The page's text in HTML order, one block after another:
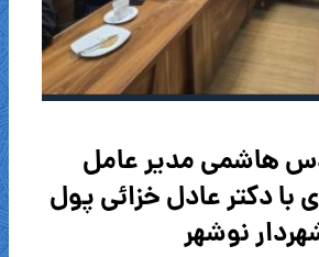
هاشمی مدیر عامل
با دکتر عادل خزائی پول
نوشهر